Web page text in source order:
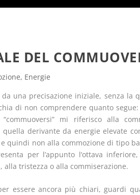
DEL
, Energie
da una precisazione iniziale, senza la
di non comprendere quanto
mi riferisco alla
quella derivante da energie elevate
quindi non alla commozione di tipo
per l’appunto l’ottava
alla tristezza o alla commiserazione.
essere ancora più chiari, guardi